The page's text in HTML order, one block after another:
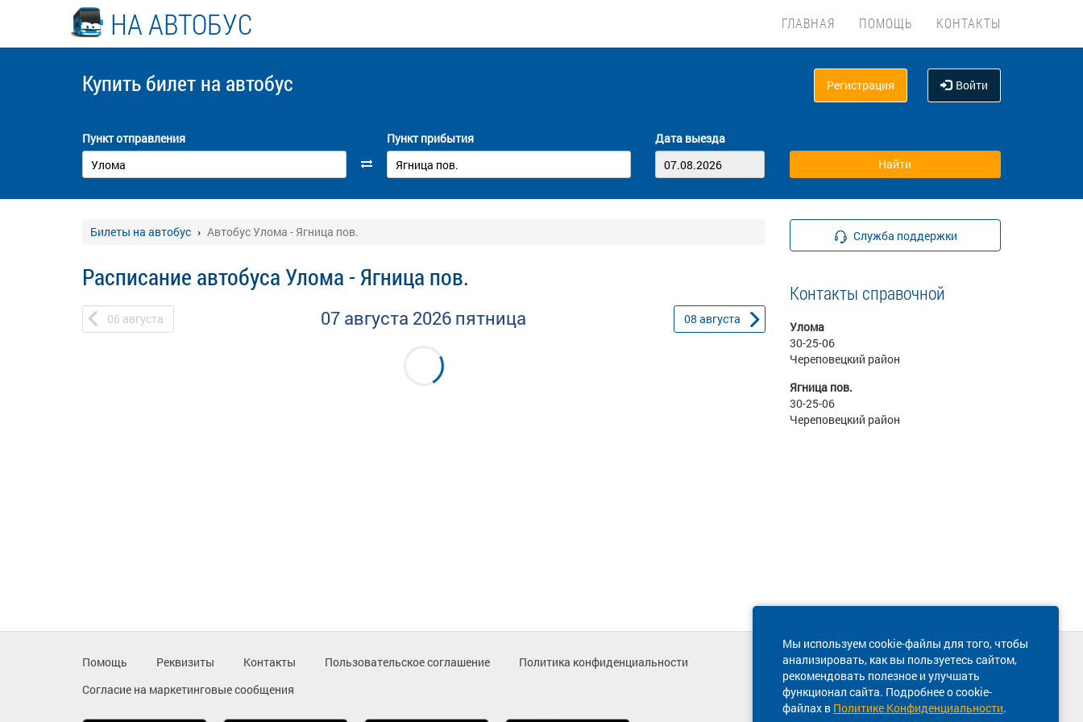
НА АВТОБУС ГЛАВНАЯ ПОМОЩЬ КОНТАКТЫ
Купить билет на автобус Регистрация Войти
Пункт отправления Пункт прибытия Дата выезда
Билеты на автобус Автобус Улома - Ягница пов.
Расписание автобуса Улома - Ягница пов.
06 августа 07 августа 2026 пятница 08 августа
Служба поддержки
Контакты справочной
Улома
30-25-06
Череповецкий район
Ягница пов.
30-25-06
Череповецкий район
Мы используем cookie-файлы для того, чтобы
анализировать, как вы пользуетесь сайтом,
рекомендовать полезное и улучшать
функционал сайта. Подробнее о cookie-
файлах в Политике Конфиденциальности.
Помощь Реквизиты Контакты Пользовательское соглашение
Политика конфиденциальности
Согласие на маркетинговые сообщения
Техническая поддержка сайта
8 800 600-03-38